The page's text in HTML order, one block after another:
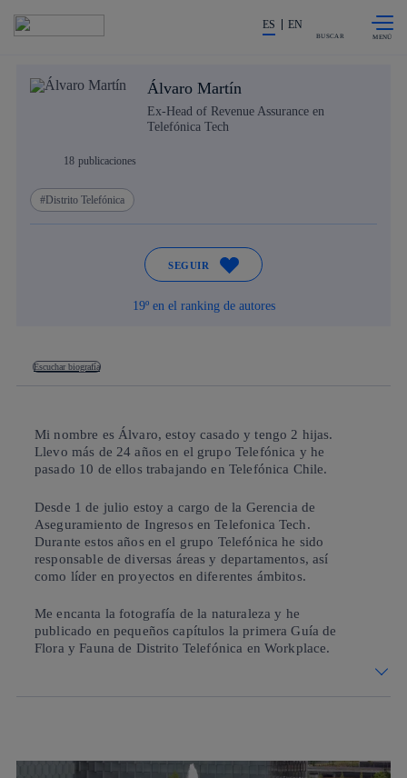
La acción en accionistas e
ES EN
BUSCAR
Álvaro Martín
Ex-Head of Revenue Assurance en
Telefónica Tech
18 publicaciones
Distrito Telefónica
SEGUIR
19º en el ranking de autores
Escuchar biografía
Mi nombre es Álvaro, estoy casado y tengo 2 hijas.
Llevo más de 24 años en el grupo Telefónica y he
pasado 10 de ellos trabajando en Telefónica Chile.
Desde 1 de julio estoy a cargo de la Gerencia de
Aseguramiento de Ingresos en Telefonica Tech.
Durante estos años en el grupo Telefónica he sido
responsable de diversas áreas y departamentos, así
como líder en proyectos en diferentes ámbitos.
Me encanta la fotografía de la naturaleza y he
publicado en pequeños capítulos la primera Guía de
Flora y Fauna de Distrito Telefónica en Workplace.